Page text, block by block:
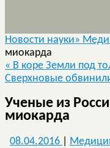
Новости науки»
миокарда
« В коре Земли под
Сверхновые
Ученые из
миокарда
08.04.2016